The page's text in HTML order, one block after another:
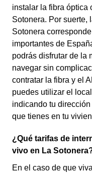
instalar la fibra óptica
Sotonera. Por suerte,
Sotonera
importantes de
podrás disfrutar de la
navegar sin
contratar la fibra y el
puedes utilizar el
indicando tu
que tienes en tu
¿Qué tarifas de
vivo en La
En el caso de que